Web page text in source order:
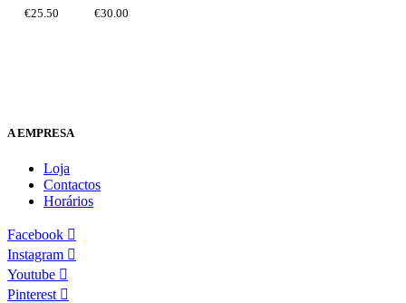
€25.50
€30.00
A EMPRESA
Loja
Contactos
Horários
Facebook
Instagram
Youtube
Pinterest